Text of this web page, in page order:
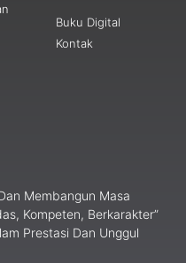
Buku Digital
Kontak
Membangun Masa
Kompeten, Berkarakter”
Prestasi Dan Unggul